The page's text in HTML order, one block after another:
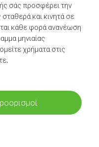
σάς προσφέρει την
και κινητά σε
κάθε φορά ανανέωση
μηνιαίας
χρήματα στις